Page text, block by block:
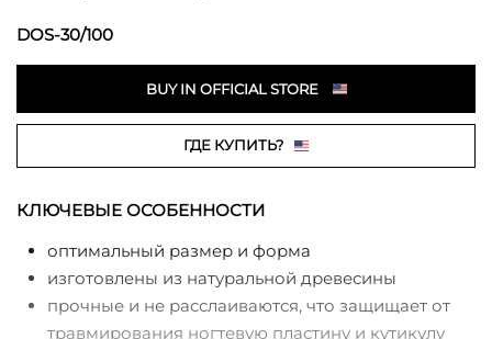
DOS-30/100
BUY IN OFFICIAL STORE
ГДЕ КУПИТЬ?
КЛЮЧЕВЫЕ ОСОБЕННОСТИ
оптимальный размер и форма
изготовлены из натуральной древесины
прочные и не расслаиваются, что защищает от
травмирования ногтевую пластину и кутикулу